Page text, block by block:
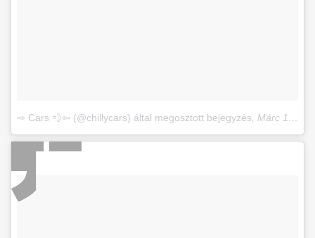
⇨ Cars 💨⇦ (@chillycars) által megosztott bejegyzés, Márc 13., 2018, időpont: 4:26 (PDT időzóna szerint)